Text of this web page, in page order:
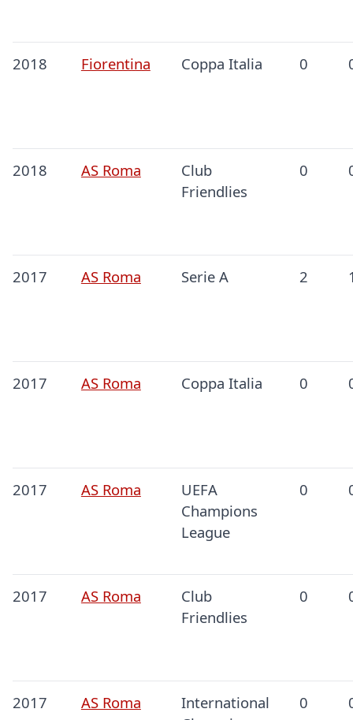
2018 Fiorentina Coppa Italia 0
2018 AS Roma
Club
Friendlies
0
2017 AS Roma Serie A 2
2017 AS Roma Coppa Italia 0
2017 AS Roma
UEFA
Champions
League
0
2017 AS Roma
Club
Friendlies
0
2017 AS Roma
International
0